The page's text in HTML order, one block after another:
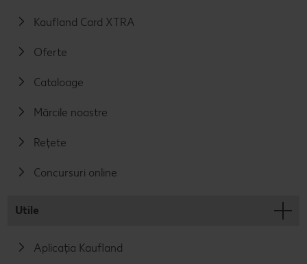
Kaufland Card XTRA
Oferte
Cataloage
Mărcile noastre
Rețete
Concursuri online
Utile
Aplicația Kaufland